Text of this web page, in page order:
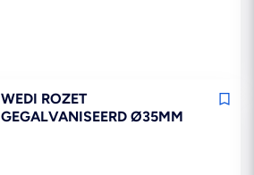
WEDI ROZET
GEGALVANISEERD Ø35MM